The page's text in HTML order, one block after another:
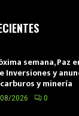
semana, Paz
Inversiones y
y minería
2026 0